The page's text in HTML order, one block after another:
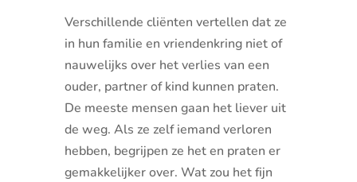
Verschillende cliënten vertellen dat ze
in hun familie en vriendenkring niet of
nauwelijks over het verlies van een
ouder, partner of kind kunnen praten.
De meeste mensen gaan het liever uit
de weg. Als ze zelf iemand verloren
hebben, begrijpen ze het en praten er
gemakkelijker over. Wat zou het fijn